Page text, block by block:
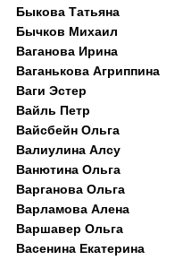
Быкова Татьяна
Бычков Михаил
Ваганова Ирина
Ваганькова Агриппина
Ваги Эстер
Вайль Петр
Вайсбейн Ольга
Валиулина Алсу
Ванютина Ольга
Варганова Ольга
Варламова Алена
Варшавер Ольга
Васенина Екатерина